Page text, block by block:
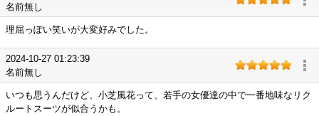
名前無し
理屈っぽい笑いが大変好みでした。
2024-10-27 01:23:39
名前無し
いつも思うんだけど、小芝風花って、若手の女優達の中で一番地味なリク
ルートスーツが似合うかも。